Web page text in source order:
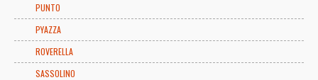
PUNTO
PYAZZA
ROVERELLA
SASSOLINO